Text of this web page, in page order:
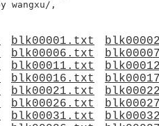
blk00001.txt
blk00006.txt
blk00011.txt
blk00016.txt
blk00021.txt
blk00026.txt
blk00031.txt